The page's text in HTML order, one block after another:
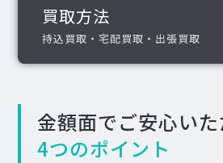
買取方法
持込買取・宅配買取・出張買取
金額面でご安心い
4つのポイント